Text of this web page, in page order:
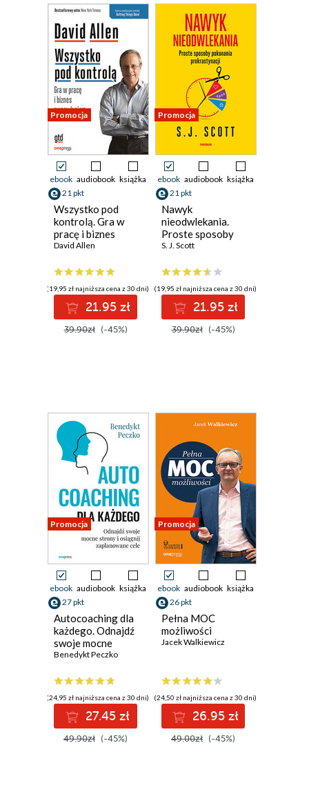
Promocja
ebook audiobook książka
21 pkt
Wszystko pod
kontrolą. Gra w
pracę i biznes
zwany życiem
David Allen
(19,95 zł najniższa cena z 30 dni)
21.95 zł
39.90zł (-45%)
Promocja
ebook audiobook książka
21 pkt
Nawyk
nieodwlekania.
Proste sposoby
pokonania
S. J. Scott
(19,95 zł najniższa cena z 30 dni)
21.95 zł
39.90zł (-45%)
Promocja
ebook audiobook książka
27 pkt
Autocoaching dla
każdego. Odnajdź
swoje mocne
strony i osiągnij
Benedykt Peczko
(24,95 zł najniższa cena z 30 dni)
27.45 zł
49.90zł (-45%)
Promocja
ebook audiobook książka
26 pkt
Pełna MOC
możliwości
Jacek Walkiewicz
(24,50 zł najniższa cena z 30 dni)
26.95 zł
49.00zł (-45%)